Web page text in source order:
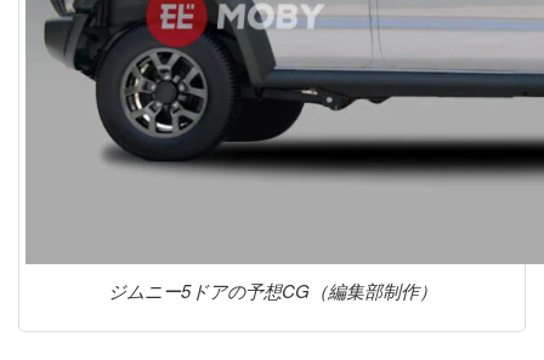
ジムニー5ドアの予想CG（編集部制作）